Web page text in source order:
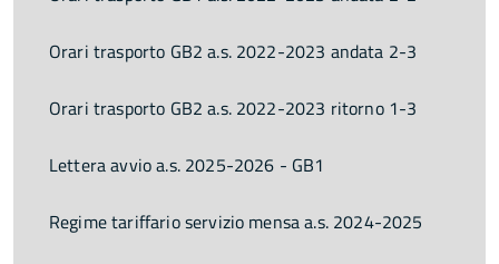
Orari trasporto GB2 a.s. 2022-2023 andata 2-3
Orari trasporto GB2 a.s. 2022-2023 ritorno 1-3
Lettera avvio a.s. 2025-2026 - GB1
Regime tariffario servizio mensa a.s. 2024-2025